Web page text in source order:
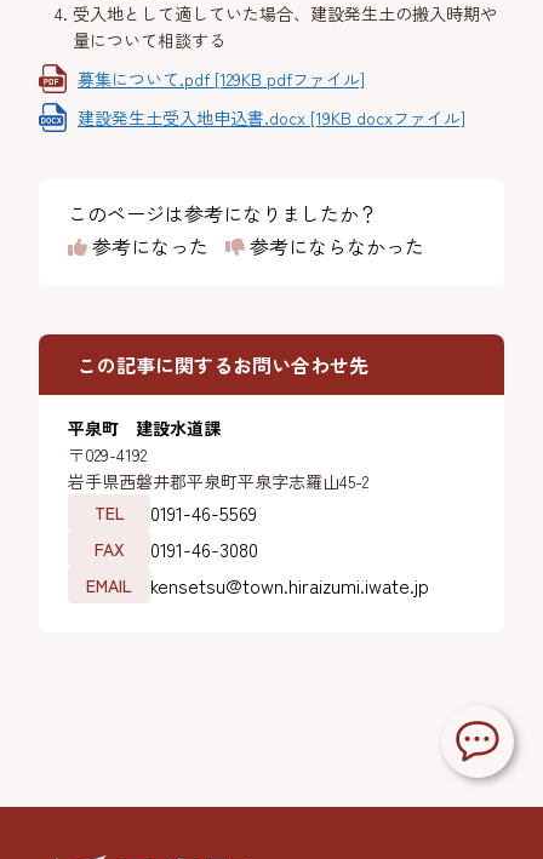
受入地として適していた場合、建設発生土の搬入時期や
量について相談する
募集について.pdf [129KB pdfファイル]
建設発生土受入地申込書.docx [19KB docxファイル]
このページは参考になりましたか？
参考になった
参考にならなかった
この記事に関するお問い合わせ先
平泉町 建設水道課
〒029-4192
岩手県西磐井郡平泉町平泉字志羅山45-2
TEL
0191-46-5569
FAX 0191-46-3080
EMAIL kensetsu@town.hiraizumi.iwate.jp